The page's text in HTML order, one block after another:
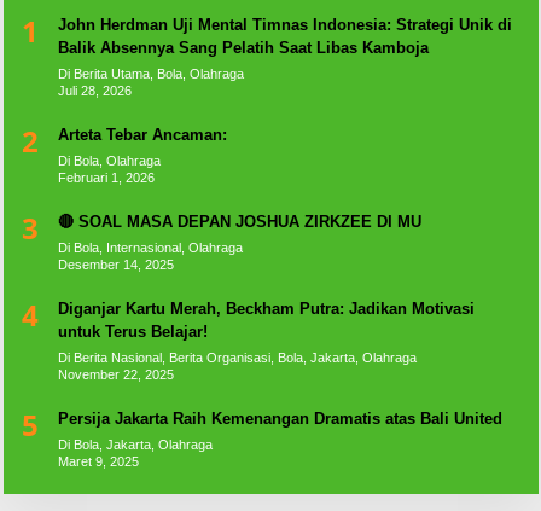
1
John Herdman Uji Mental Timnas Indonesia: Strategi Unik di
Balik Absennya Sang Pelatih Saat Libas Kamboja
Di Berita Utama, Bola, Olahraga
Juli 28, 2026
2 Arteta Tebar Ancaman:
Di Bola, Olahraga
Februari 1, 2026
3 🔴 SOAL MASA DEPAN JOSHUA ZIRKZEE DI MU
Di Bola, Internasional, Olahraga
Desember 14, 2025
4
Diganjar Kartu Merah, Beckham Putra: Jadikan Motivasi
untuk Terus Belajar!
Di Berita Nasional, Berita Organisasi, Bola, Jakarta, Olahraga
November 22, 2025
5 Persija Jakarta Raih Kemenangan Dramatis atas Bali United
Di Bola, Jakarta, Olahraga
Maret 9, 2025